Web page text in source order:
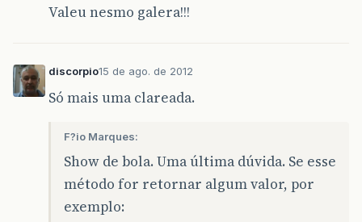
Valeu nesmo galera!!!
discorpio15 de ago. de 2012
Só mais uma clareada.
F?io Marques:
Show de bola. Uma última dúvida. Se esse
método for retornar algum valor, por
exemplo: